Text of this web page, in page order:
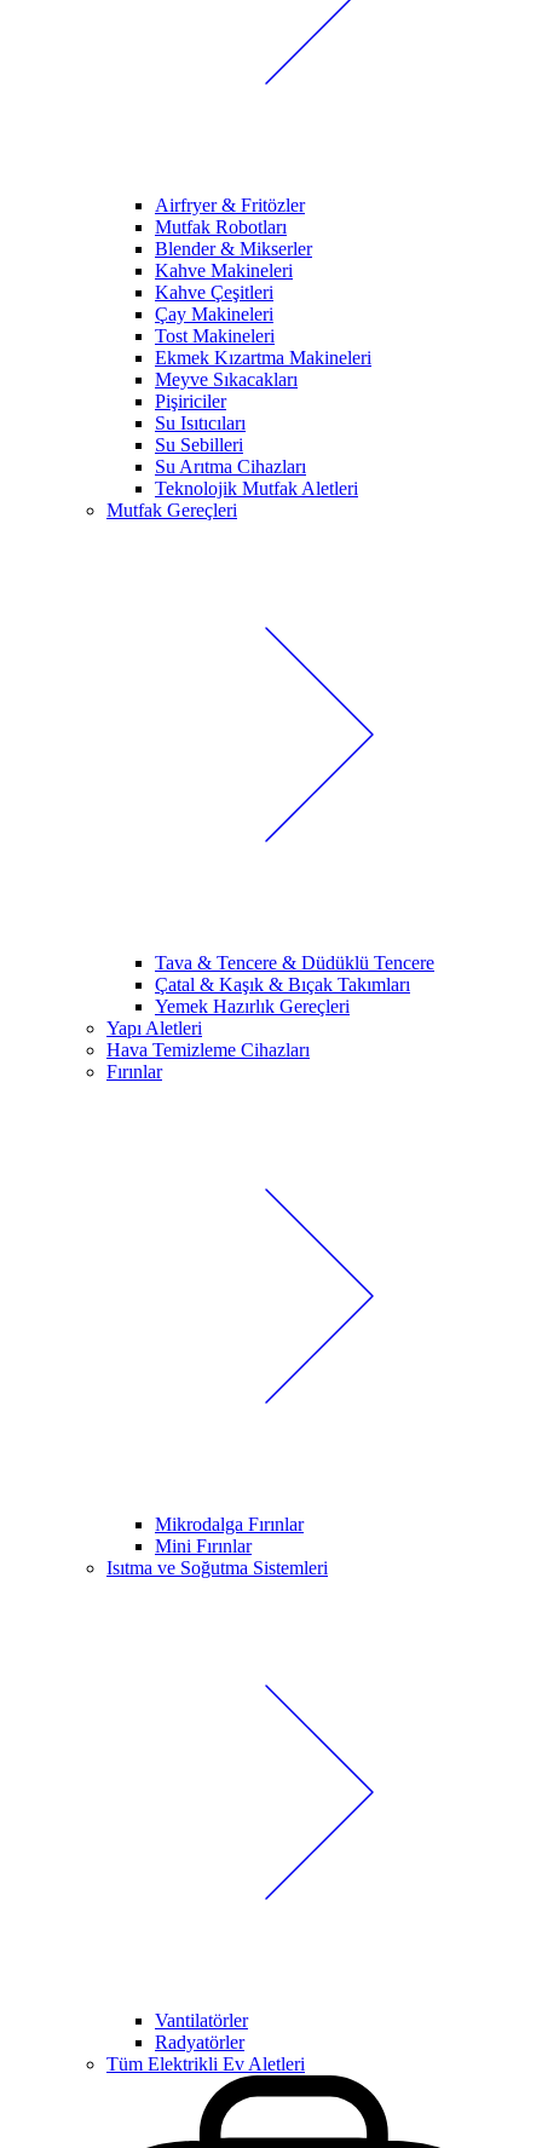
Airfryer & Fritözler
Mutfak Robotları
Blender & Mikserler
Kahve Makineleri
Kahve Çeşitleri
Çay Makineleri
Tost Makineleri
Ekmek Kızartma Makineleri
Meyve Sıkacakları
Pişiriciler
Su Isıtıcıları
Su Sebilleri
Su Arıtma Cihazları
Teknolojik Mutfak Aletleri
Mutfak Gereçleri
Tava & Tencere & Düdüklü Tencere
Çatal & Kaşık & Bıçak Takımları
Yemek Hazırlık Gereçleri
Yapı Aletleri
Hava Temizleme Cihazları
Fırınlar
Mikrodalga Fırınlar
Mini Fırınlar
Isıtma ve Soğutma Sistemleri
Vantilatörler
Radyatörler
Tüm Elektrikli Ev Aletleri